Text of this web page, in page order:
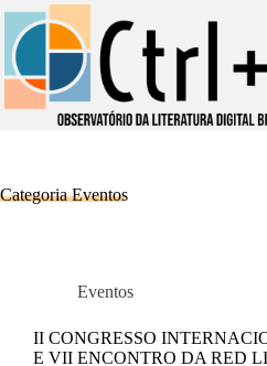
Pular
para
conteúdo
CategoriaEventos
Eventos
II CONGRESSO
E VII ENCONTRO DA RED